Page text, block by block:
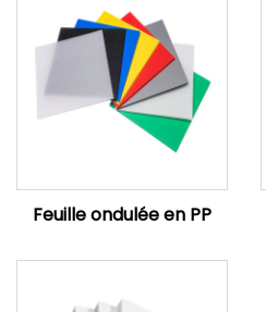
Feuille ondulée en PP